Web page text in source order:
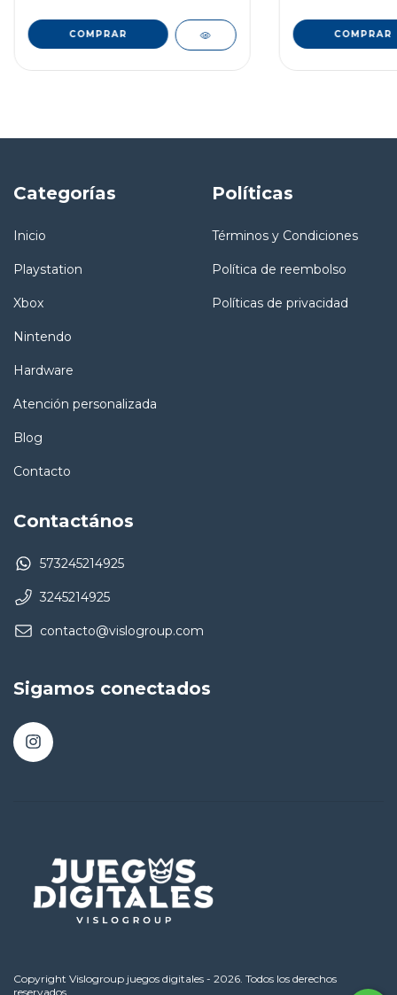
COMPRAR COMPRAR
Categorías
Inicio
Playstation
Xbox
Nintendo
Hardware
Atención personalizada
Blog
Contacto
Políticas
Términos y Condiciones
Política de reembolso
Políticas de privacidad
Contactános
573245214925
3245214925
contacto@vislogroup.com
Sigamos conectados
Copyright Vislogroup juegos digitales - 2026. Todos los derechos
reservados.